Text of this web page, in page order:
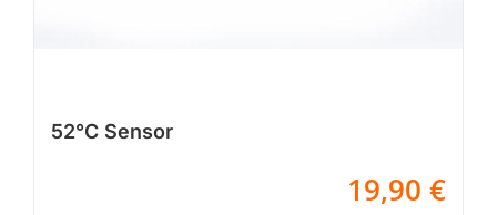
52°C Sensor
19,90 €